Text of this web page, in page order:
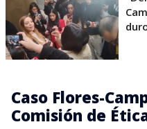
Caso Flores-
Comisión de